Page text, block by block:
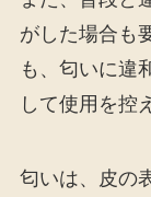
がした場合も
も、匂いに違
して使用を控
匂いは、皮の